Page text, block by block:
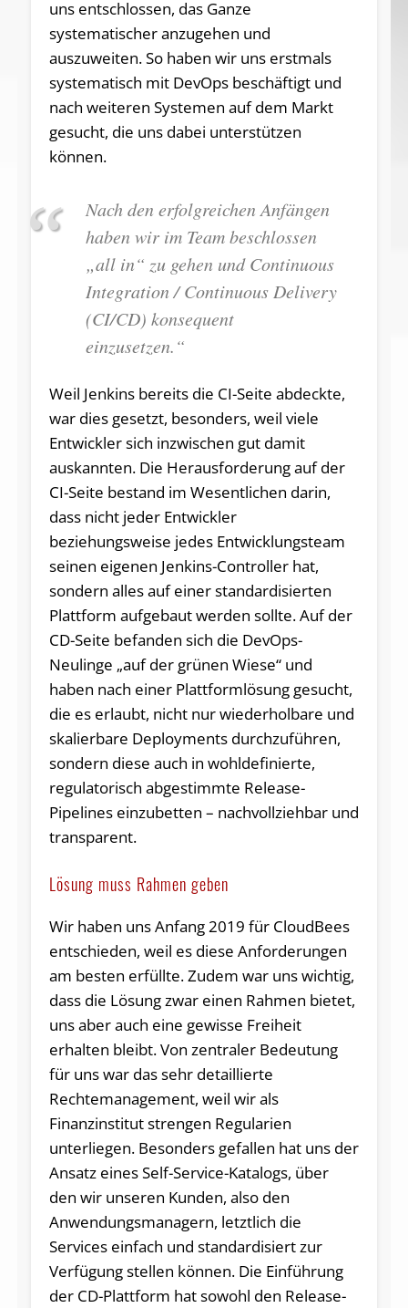
uns entschlossen, das Ganze
systematischer anzugehen und
auszuweiten. So haben wir uns erstmals
systematisch mit DevOps beschäftigt und
nach weiteren Systemen auf dem Markt
gesucht, die uns dabei unterstützen
können.
Nach den erfolgreichen Anfängen
haben wir im Team beschlossen
„all in“ zu gehen und Continuous
Integration / Continuous Delivery
(CI/CD) konsequent
einzusetzen.“
Weil Jenkins bereits die CI-Seite abdeckte,
war dies gesetzt, besonders, weil viele
Entwickler sich inzwischen gut damit
auskannten. Die Herausforderung auf der
CI-Seite bestand im Wesentlichen darin,
dass nicht jeder Entwickler
beziehungsweise jedes Entwicklungsteam
seinen eigenen Jenkins-Controller hat,
sondern alles auf einer standardisierten
Plattform aufgebaut werden sollte. Auf der
CD-Seite befanden sich die DevOps-
Neulinge „auf der grünen Wiese“ und
haben nach einer Plattformlösung gesucht,
die es erlaubt, nicht nur wiederholbare und
skalierbare Deployments durchzuführen,
sondern diese auch in wohldefinierte,
regulatorisch abgestimmte Release-
Pipelines einzubetten – nachvollziehbar und
transparent.
Lösung muss Rahmen geben
Wir haben uns Anfang 2019 für CloudBees
entschieden, weil es diese Anforderungen
am besten erfüllte. Zudem war uns wichtig,
dass die Lösung zwar einen Rahmen bietet,
uns aber auch eine gewisse Freiheit
erhalten bleibt. Von zentraler Bedeutung
für uns war das sehr detaillierte
Rechtemanagement, weil wir als
Finanzinstitut strengen Regularien
unterliegen. Besonders gefallen hat uns der
Ansatz eines Self-Service-Katalogs, über
den wir unseren Kunden, also den
Anwendungsmanagern, letztlich die
Services einfach und standardisiert zur
Verfügung stellen können. Die Einführung
der CD-Plattform hat sowohl den Release-